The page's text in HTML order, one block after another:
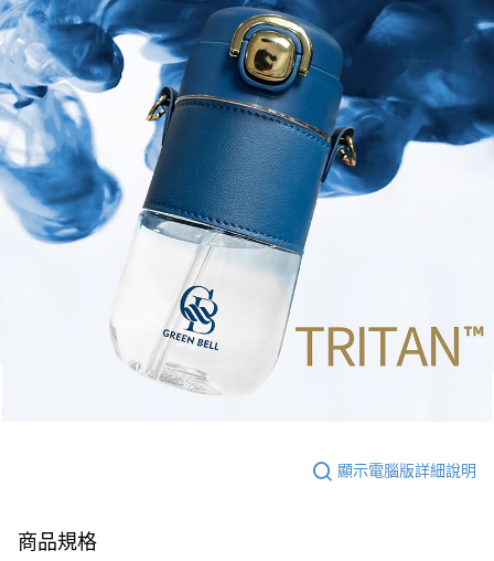
顯示電腦版詳細說明
商品規格